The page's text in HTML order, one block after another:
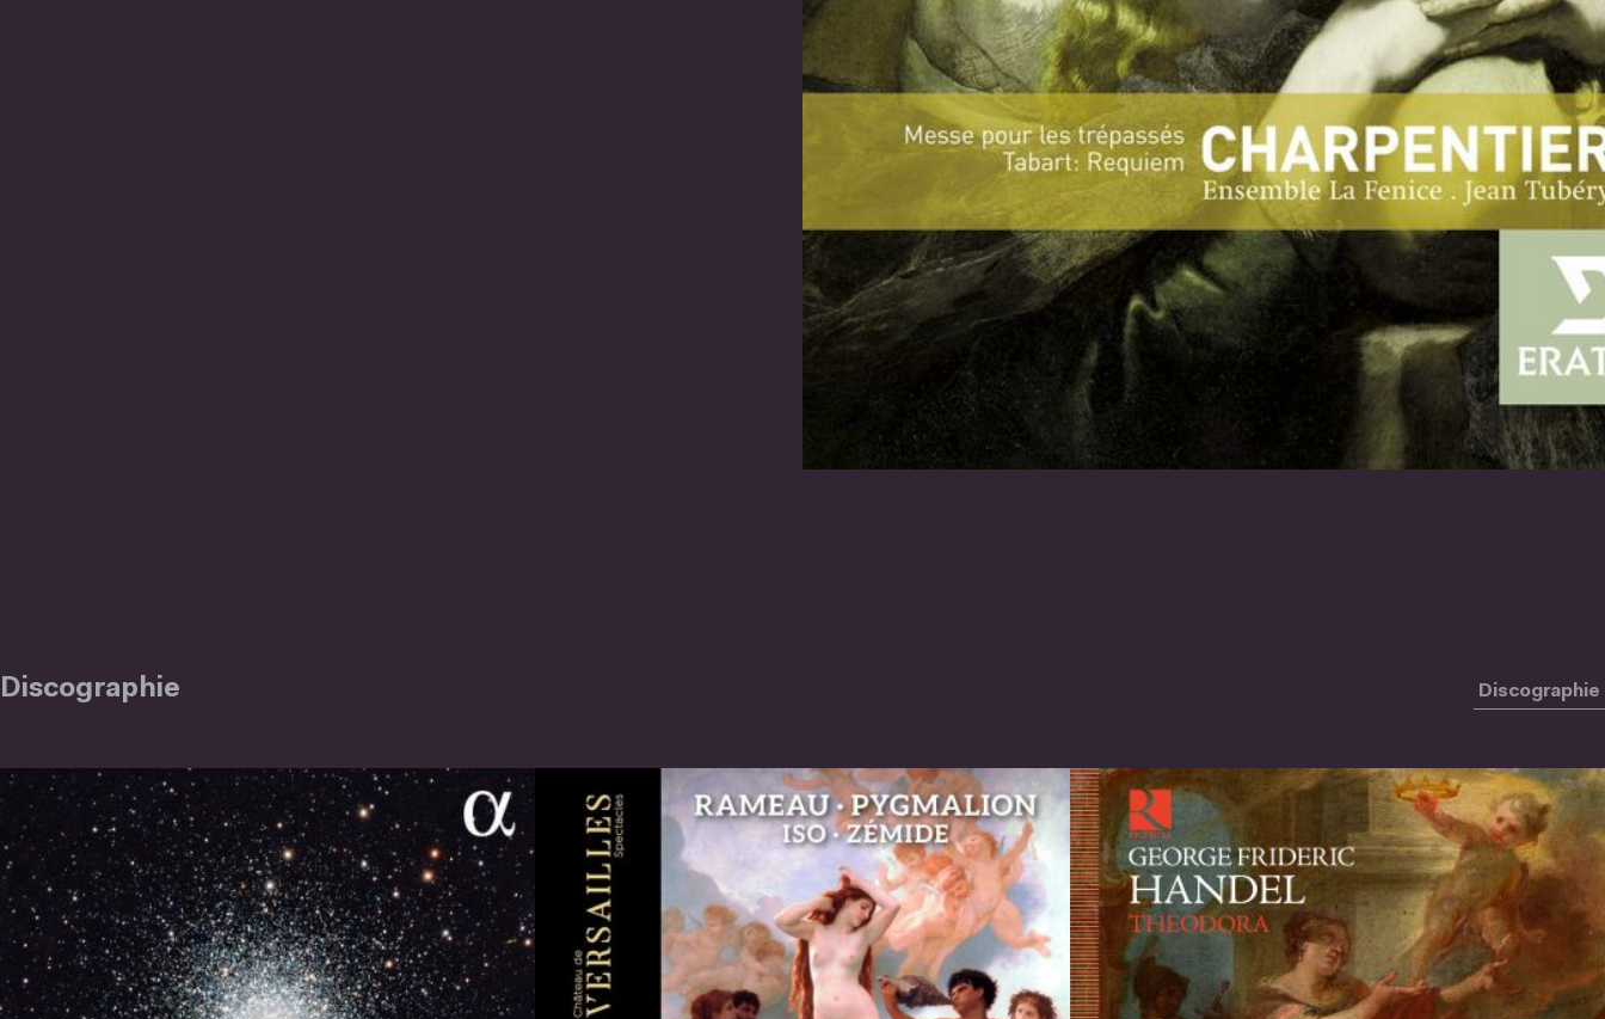
Discographie Discographie